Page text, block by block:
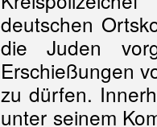
deutschen
die Juden
Erschießungen
zu dürfen.
unter seinem